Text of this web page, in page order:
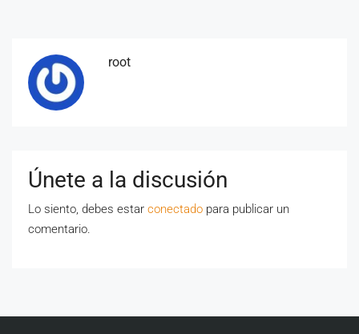
root
Únete a la discusión
Lo siento, debes estar conectado para publicar un
comentario.